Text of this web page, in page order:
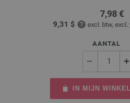
7,98 €
9,31 $ excl. btw, excl.
AANTAL
IN MIJN